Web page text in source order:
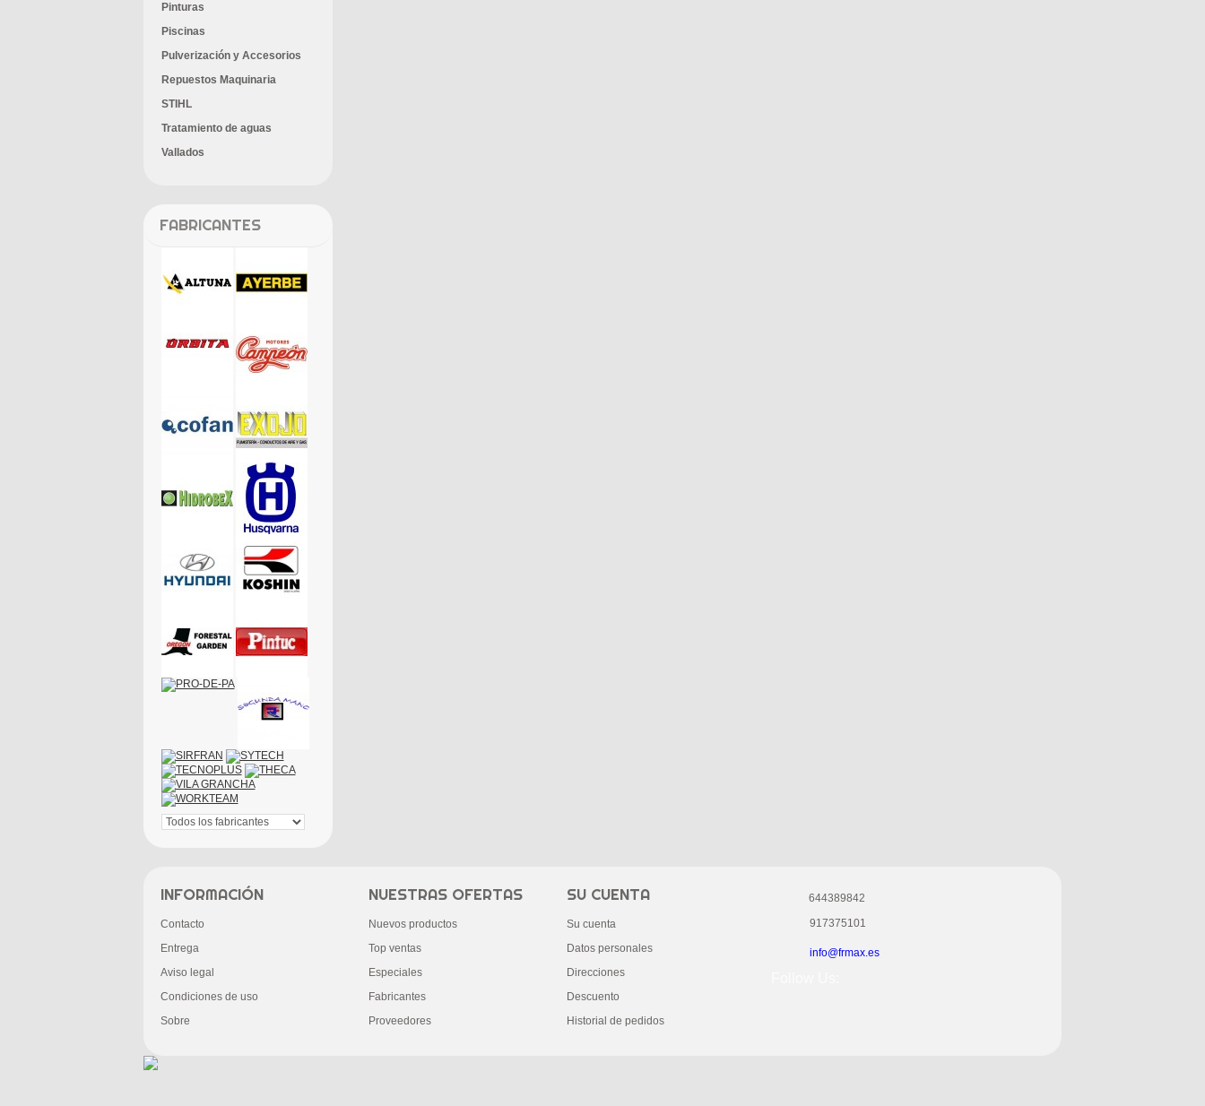
Pinturas
Piscinas
Pulverización y Accesorios
Repuestos Maquinaria
STIHL
Tratamiento de aguas
Vallados
FABRICANTES
INFORMACIÓN
Contacto
Entrega
Aviso legal
Condiciones de uso
Sobre
NUESTRAS OFERTAS
Nuevos productos
Top ventas
Especiales
Fabricantes
Proveedores
SU CUENTA
Su cuenta
Datos personales
Direcciones
Descuento
Historial de pedidos
644389842
917375101
info@frmax.es